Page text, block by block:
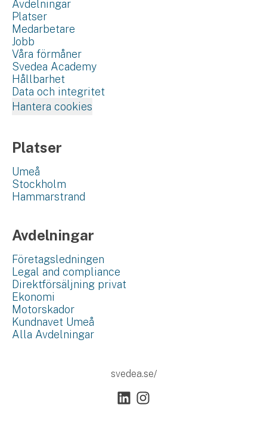
Avdelningar
Platser
Medarbetare
Jobb
Våra förmåner
Svedea Academy
Hållbarhet
Data och integritet
Hantera cookies
Platser
Umeå
Stockholm
Hammarstrand
Avdelningar
Företagsledningen
Legal and compliance
Direktförsäljning privat
Ekonomi
Motorskador
Kundnavet Umeå
Alla Avdelningar
svedea.se/